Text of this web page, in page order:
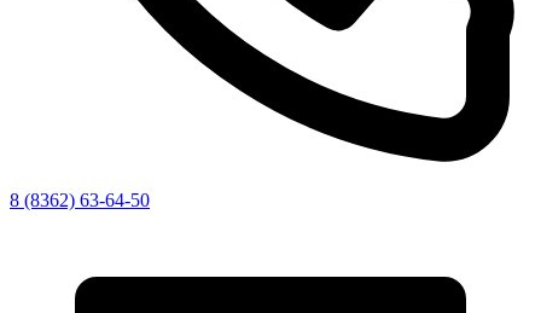
8 (8362) 63-64-50